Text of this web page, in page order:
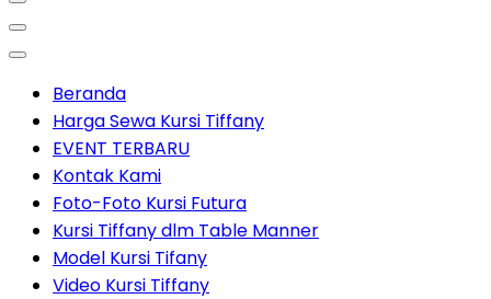
Beranda
Harga Sewa Kursi Tiffany
EVENT TERBARU
Kontak Kami
Foto-Foto Kursi Futura
Kursi Tiffany dlm Table Manner
Model Kursi Tifany
Video Kursi Tiffany